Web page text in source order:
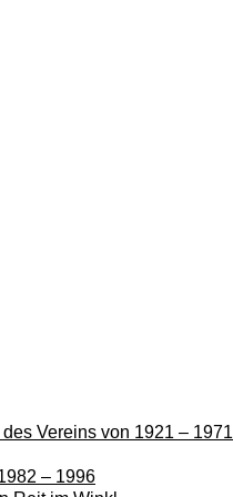
Vereins von 1921 – 1971
– 1996